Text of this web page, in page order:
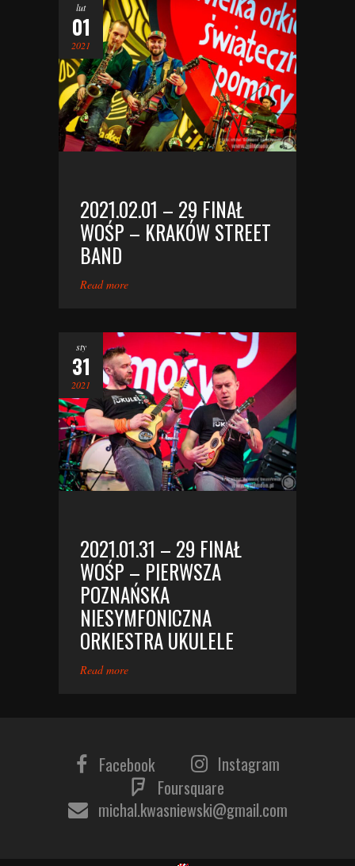
lut
01
2021
2021.02.01 – 29 FINAŁ
WOŚP – KRAKÓW STREET
BAND
Read more
sty
31
2021
2021.01.31 – 29 FINAŁ
WOŚP – PIERWSZA
POZNAŃSKA
NIESYMFONICZNA
ORKIESTRA UKULELE
Read more
Facebook
Instagram
Foursquare
michal.kwasniewski@gmail.com